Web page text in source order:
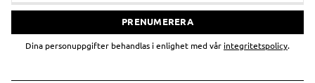
PRENUMERERA
Dina personuppgifter behandlas i enlighet med vår integritetspolicy.